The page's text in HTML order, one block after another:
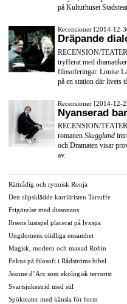
på Kulturhuset
Recensioner [2014-12-
Dräpande
RECENSION/TEATER.
tryfferat med
filosoferingar. Louise
på en station där livets
Recensioner [2014-12-
Nyanserad
RECENSION/
romanen Skuggland
och Dramaten visar
av.
Rättrådig och rytmisk Ronja
Den slipsklädde karriäristen Tartuffe
Frigörelse med dissonans
Ibsens lustspel placerat på lyxspa
Ungdomens olidliga ensamhet
Magisk, modern och maxad Robin
Fokus på filosofi i Rådströms bibel
Jeanne d’Arc som ekologisk terrorist
Svartsjukestrid med stil
Spökteater med känsla för form